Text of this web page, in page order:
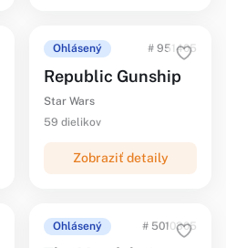
Ohlásený # 951405
Republic Gunship
Star Wars
59 dielikov
Zobraziť detaily
Ohlásený # 5010305